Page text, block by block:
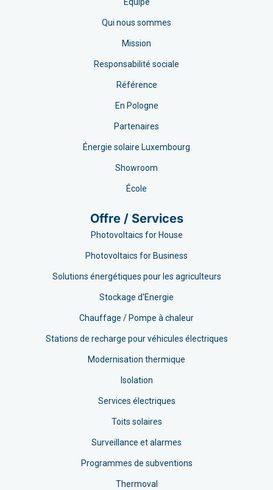
Équipe
Qui nous sommes
Mission
Responsabilité sociale
Référence
En Pologne
Partenaires
Énergie solaire Luxembourg
Showroom
École
Offre / Services
Photovoltaics for House
Photovoltaics for Business
Solutions énergétiques pour les agriculteurs
Stockage d'Energie
Chauffage / Pompe à chaleur
Stations de recharge pour véhicules électriques
Modernisation thermique
Isolation
Services électriques
Toits solaires
Surveillance et alarmes
Programmes de subventions
Thermoval